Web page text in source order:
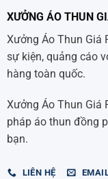
XƯỞNG ÁO THUN
Xưởng Áo Thun Giá
sự kiện, quảng cáo
hàng toàn quốc.
Xưởng Áo Thun Giá
pháp áo thun đồng
bạn.
LIÊN HỆ